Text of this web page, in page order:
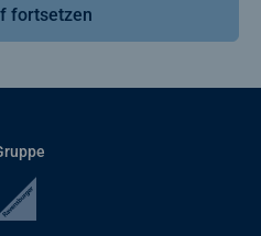
fortsetzen